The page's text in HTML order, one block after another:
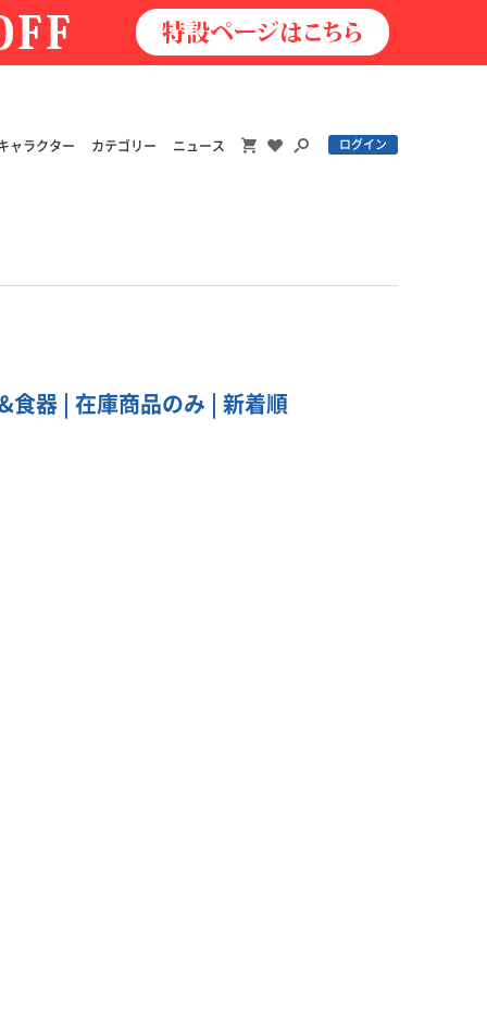
ャラクター カテゴリー ニュース ログイン
食器 | 在庫商品のみ | 新着順